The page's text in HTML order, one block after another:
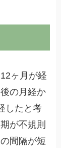
ヶ月が経
の月経か
したと考
が不規則
間隔が短